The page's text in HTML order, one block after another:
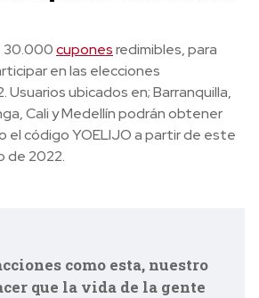
30.000cuponesredimibles, para
en las elecciones
Usuarios ubicados en; Barranquilla,
Cali y Medellín podrán obtener
el código YOELIJO a partir de este
de 2022.
como esta, nuestro
que la vida de la gente